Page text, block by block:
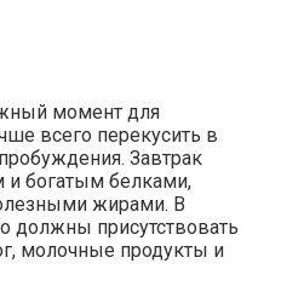
момент для
всего перекусить в
Завтрак
богатым белками,
жирами. В
должны присутствовать
молочные продукты и